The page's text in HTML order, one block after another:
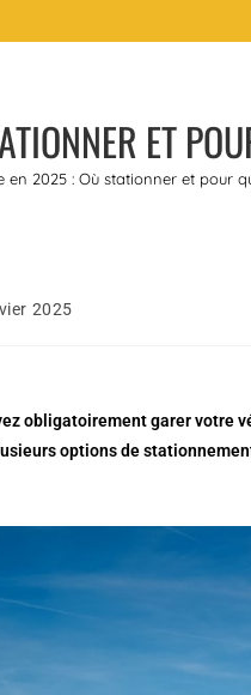
ET
en 2025 : Où stationner et pour
2025
obligatoirement garer votre
options de